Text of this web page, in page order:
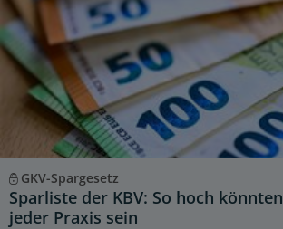
GKV-Spargesetz
Sparliste der KBV: So hoch
jeder Praxis sein